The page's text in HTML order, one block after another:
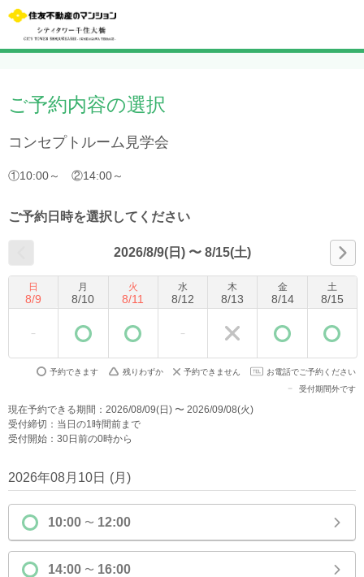
ご予約内容の選択
コンセプトルーム見学会
①10:00～ ②14:00～
ご予約日時を選択してください
2026/8/9(日)〜 8/15(土)
日
8/9
月
8/10
火
8/11
水
8/12
木
8/13
金
8/14
土
8/15
予約できます 残りわずか 予約できません
お電話でご予約ください
受付期間外です
現在予約できる期間：2026/08/09(日) 〜 2026/09/08(火)
受付締切：当日の1時間前まで
受付開始：30日前の0時から
2026年08月10日 (月 )
10:00 〜 12:00
14:00 〜 16:00